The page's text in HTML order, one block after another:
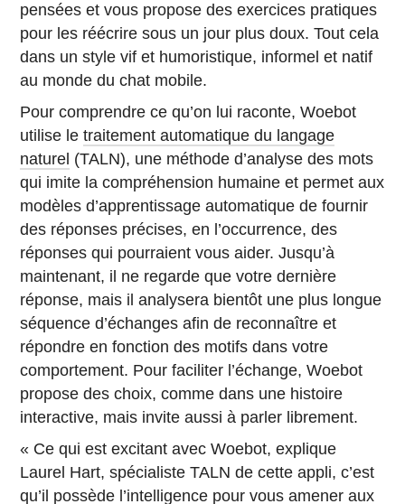
pensées et vous propose des exercices pratiques
pour les réécrire sous un jour plus doux. Tout cela
dans un style vif et humoristique, informel et natif
au monde du chat mobile.
Pour comprendre ce qu’on lui raconte, Woebot
utilise letraitement automatique du langage
naturel (TALN), une méthode d’analyse des mots
qui imite la compréhension humaine et permet aux
modèles d’apprentissage automatique de fournir
des réponses précises, en l’occurrence, des
réponses qui pourraient vous aider. Jusqu’à
maintenant, il ne regarde que votre dernière
réponse, mais il analysera bientôt une plus longue
séquence d’échanges afin de reconnaître et
répondre en fonction des motifs dans votre
comportement. Pour faciliter l’échange, Woebot
propose des choix, comme dans une histoire
interactive, mais invite aussi à parler librement.
« Ce qui est excitant avec Woebot, explique
Laurel Hart, spécialiste TALN de cette appli, c’est
qu’il possède l’intelligence pour vous amener aux